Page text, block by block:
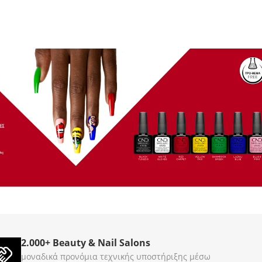
€8900
2.000+ Beauty & Nail Salons
μοναδικά προνόμια τεχνικής υποστήριξης μέσω